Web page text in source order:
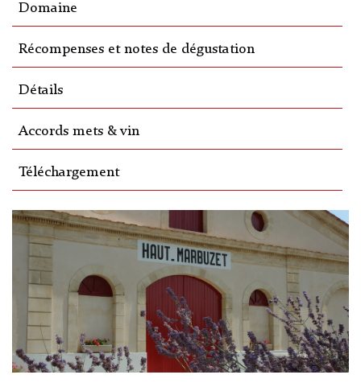
Domaine
Récompenses et notes de dégustation
Détails
Accords mets & vin
Téléchargement